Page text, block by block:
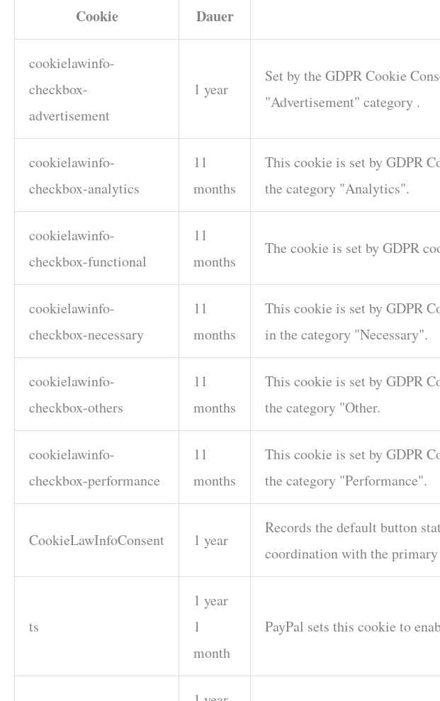
Cookie Dauer
cookielawinfo-
checkbox-
advertisement
1 year
Set by the GDPR Cookie
"Advertisement" category .
cookielawinfo-
checkbox-analytics
11
months
This cookie is set by GDPR
the category "Analytics".
cookielawinfo-
checkbox-functional
11
months
The cookie is set by GDPR
cookielawinfo-
checkbox-necessary
11
months
This cookie is set by GDPR
in the category "Necessary".
cookielawinfo-
checkbox-others
11
months
This cookie is set by GDPR
the category "Other.
cookielawinfo-
checkbox-performance
11
months
This cookie is set by GDPR
the category "Performance".
CookieLawInfoConsent 1 year
Records the default button
coordination with the
ts
1 year
1
month
PayPal sets this cookie to